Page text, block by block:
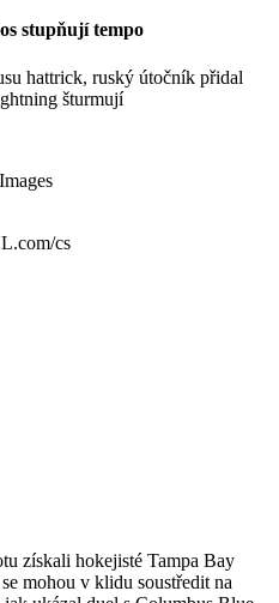
stupňují tempo
hattrick, ruský útočník přidal
šturmují
cs
získali hokejisté Tampa Bay
mohou v klidu soustředit na